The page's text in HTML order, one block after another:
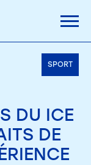
SPORT
DU ICE
DE